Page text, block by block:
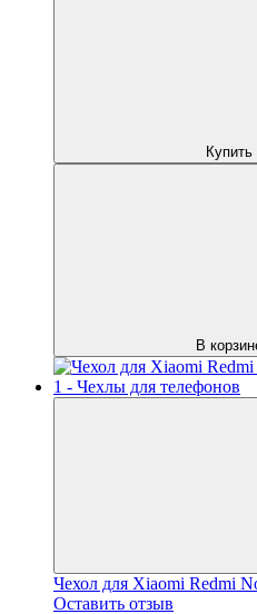
Купить
В
Чехол для Xiaomi Redmi
Оставить отзыв